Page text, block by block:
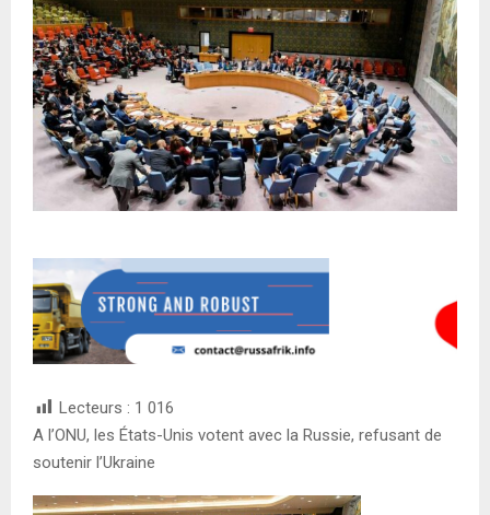
Lecteurs : 1 016
A l’ONU, les États-Unis votent avec la Russie, refusant de
soutenir l’Ukraine